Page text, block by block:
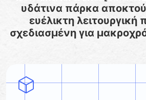
υδάτινα πάρκα
ευέλικτη
σχεδιασμένη για